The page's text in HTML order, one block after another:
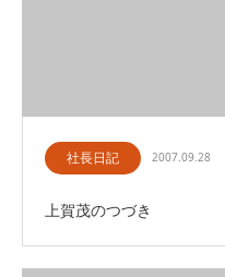
社長日記 2007.09.28
上賀茂のつづき